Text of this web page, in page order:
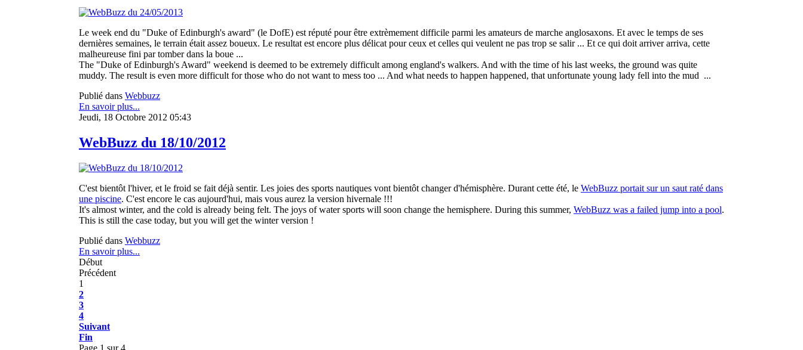
Le week end du "Duke of Edinburgh's award" (le DofE) est réputé pour être extrèmement difficile parmi les amateurs de marche anglosaxons. Et avec le temps de ses
dernières semaines, le terrain était assez boueux. Le resultat est encore plus délicat pour ceux et celles qui veulent ne pas trop se salir ... Et ce qui doit arriver arriva, cette
malheureuse fini par tomber dans la boue ...
The "Duke of Edinburgh's Award" weekend is deemed to be extremely difficult among england's walkers. And with the time of his last weeks, the ground was quite
muddy. The result is even more difficult for those who do not want to mess too ... And what needs to happen happened, that unfortunate young lady fell into the mud ...
Publié dans Webbuzz
En savoir plus...
Jeudi, 18 Octobre 2012 05:43
WebBuzz du 18/10/2012
C'est bientôt l'hiver, et le froid se fait déjà sentir. Les joies des sports nautiques vont bientôt changer d'hémisphère. Durant cette été, le WebBuzz portait sur un saut raté dans
une piscine. C'est encore le cas aujourd'hui, mais vous aurez la version hivernale !!!
It's almost winter, and the cold is already being felt. The joys of water sports will soon change the hemisphere. During this summer, WebBuzz was a failed jump into a pool.
This is still the case today, but you will get the winter version !
Publié dans Webbuzz
En savoir plus...
Début
Précédent
1
2
3
4
Suivant
Fin